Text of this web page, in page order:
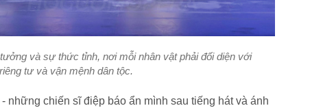
và sự thức tỉnh, nơi mỗi nhân vật phải đối diện với
tư và vận mệnh dân tộc.
những chiến sĩ điệp báo ẩn mình sau tiếng hát và ánh